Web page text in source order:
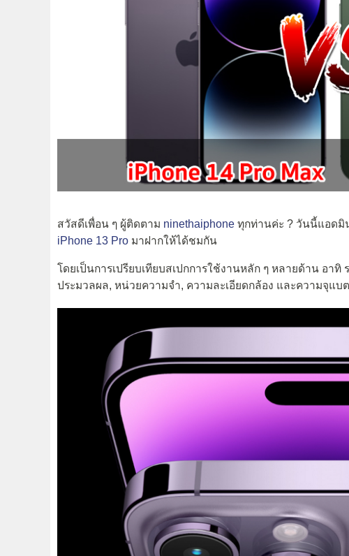
สวัสดีเพื่อน ๆ ผู้ติดตาม ninethaiphone ทุกท่านค่ะ ? วันนี้แอดมิ
iPhone 13 Pro มาฝากให้ได้ชมกัน
โดยเป็นการเปรียบเทียบสเปกการใช้งานหลัก ๆ หลายด้าน อา
ประมวลผล, หน่วยความจำ, ความละเอียดกล้อง และความจุแบ